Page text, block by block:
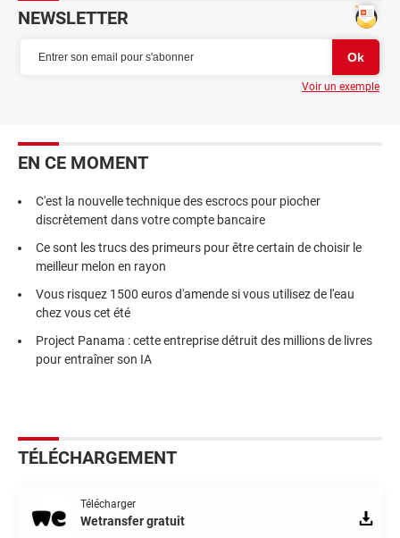
NEWSLETTER
Voir un exemple
EN CE MOMENT
C'est la nouvelle technique des escrocs pour piocher
discrètement dans votre compte bancaire
Ce sont les trucs des primeurs pour être certain de choisir le
meilleur melon en rayon
Vous risquez 1500 euros d'amende si vous utilisez de l'eau
chez vous cet été
Project Panama : cette entreprise détruit des millions de livres
pour entraîner son IA
TÉLÉCHARGEMENT
Télécharger
Wetransfer gratuit